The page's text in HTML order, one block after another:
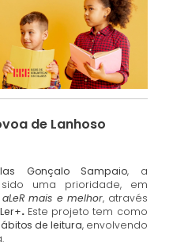
de Lanhoso
Gonçalo Sampaio, a
uma prioridade, em
aLeR mais e melhor, através
.Este projeto tem como
de leitura, envolvendo